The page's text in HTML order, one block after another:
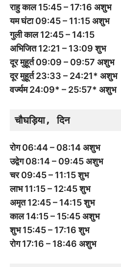
राहु काल 15:45 – 17:16 अशुभ
यम घंटा 09:45 – 11:15 अशुभ
गुली काल 12:45 – 14:15
अभिजित 12:21 – 13:09 शुभ
दूर मुहूर्त 09:09 – 09:57 अशुभ
दूर मुहूर्त 23:33 – 24:21* अशुभ
वर्ज्यम 24:09* – 25:57* अशुभ
चौघड़िया, दिन
रोग 06:44 – 08:14 अशुभ
उद्वेग 08:14 – 09:45 अशुभ
चर 09:45 – 11:15 शुभ
लाभ 11:15 – 12:45 शुभ
अमृत 12:45 – 14:15 शुभ
काल 14:15 – 15:45 अशुभ
शुभ 15:45 – 17:16 शुभ
रोग 17:16 – 18:46 अशुभ